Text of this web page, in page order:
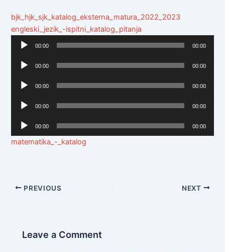
bjk_hjk_sjk_katalog_eksterna_matura_2022_2023
engleski_jezik_-ispitni_katalog_pitanja
Audio
00:00 00:00
Audio
00:00 00:00
Audio
00:00 00:00
Audio
00:00 00:00
Audio
00:00 00:00
matematika_-_katalog
PREVIOUS NEXT
Leave a Comment